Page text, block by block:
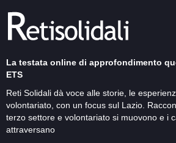
La testata online di approfondimento
ETS
Reti Solidali dà voce alle storie, le
volontariato, con un focus sul Lazio.
terzo settore e volontariato si muovono e i
attraversano